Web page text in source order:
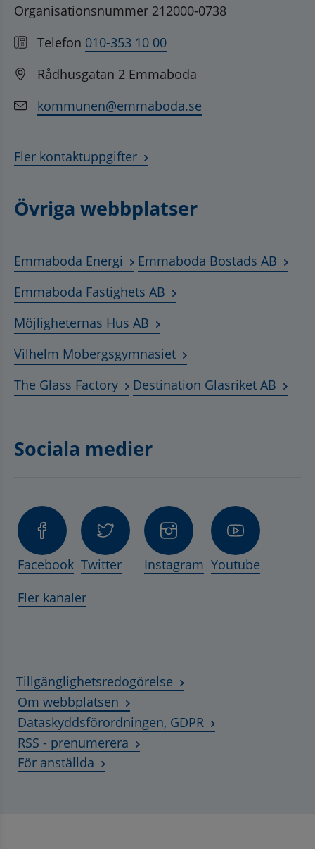
Organisationsnummer 212000-0738
Telefon 010-353 10 00
Rådhusgatan 2 Emmaboda
kommunen@emmaboda.se
Fler kontaktuppgifter
Övriga webbplatser
Emmaboda Energi Länk till annan webbplats,
Emmaboda Bostads AB
Emmaboda Fastighets AB Länk till annan
Möjligheternas Hus AB Länk till annan webbplats,
Vilhelm MobergsgymnasietLänk till annan
The Glass FactoryLänk till annan webbplats,
Destination Glasriket AB
Sociala medier
Facebook Twitter Instagram Youtube
Fler kanaler
Tillgänglighetsredogörelse
Om webbplatsen
Dataskyddsförordningen, GDPR
RSS - prenumerera
För anställda Länk till annan webbplats, öppnas i